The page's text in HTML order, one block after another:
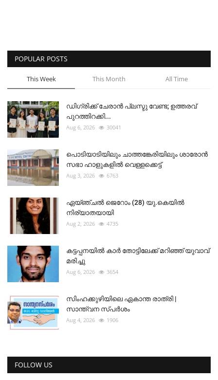
POPULAR POSTS
This Week This Month All Time
ഡിഗ്രിക്ക് ചേരാന്‍ പ്ലസ്ടു വേണ്ട; ഉത്തരവ്
പുറത്തിറക്കി...
Aug 6, 2026 30041
പൊടിയാടിയിലും ചാത്തങ്കേരിയിലും ശാരോൻ
സഭാ ഹാളുകളിൽ വെള്ളക്കെട്ട്
Aug 3, 2026 6763
ഏയ്ഞ്ചൽ ജെറോം (28) യു.കെയിൽ
നിര്യാതയായി
Aug 2, 2026 4735
കട്ടപ്പനയിൽ കാർ തോട്ടിലേക്ക് മറിഞ്ഞ് യുവാവ്
മരിച്ചു
Aug 6, 2026 3654
സിംഹക്കുഴിയിലെ ഏകാന്ത രാത്രി |
സാന്ത്വന സ്പർശം
Aug 4, 2026 1906
FOLLOW US